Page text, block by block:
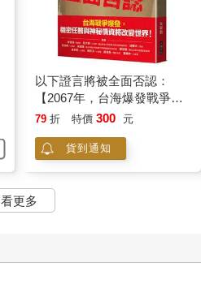
以下證言將被全面否認：
【2067年，台海爆發戰爭二
十年後，五組人說出他們在
79 折 特價 300 元
貨到通知
看更多